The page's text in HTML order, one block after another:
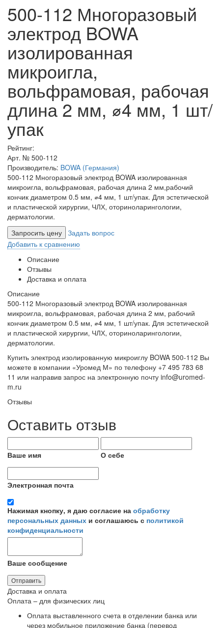
500-112 Многоразовый
электрод BOWA
изолированная
микроигла,
вольфрамовая, рабочая
длина 2 мм, ⌀4 мм, 1 шт/
упак
Рейтинг:
Арт. № 500-112
Производитель: BOWA (Германия)
500-112 Многоразовый электрод BOWA изолированная
микроигла, вольфрамовая, рабочая длина 2 мм,рабочий
кончик диаметром 0.5 мм, ⌀4 мм, 1 шт/упак. Для эстетической
и пластической хирургии, ЧЛХ, оториноларингологии,
дерматологии.
Запросить цену Задать вопрос
Добавить к сравнению
Описание
Отзывы
Доставка и оплата
Описание
500-112 Многоразовый электрод BOWA изолированная
микроигла, вольфрамовая, рабочая длина 2 мм, рабочий
кончик диаметром 0.5 мм, ⌀4 мм, 1 шт/упак. Для эстетической
и пластической хирургии, ЧЛХ, оториноларингологии,
дерматологии.
Купить электрод изолированную микроиглу BOWA 500-112 Вы
можете в компании «Уромед М» по телефону +7 495 783 68
11 или направив запрос на электронную почту info@uromed-
m.ru
Отзывы
Оставить отзыв
Ваше имя О себе
Электронная почта
Нажимая кнопку, я даю согласие на обработку
персональных данных и соглашаюсь с политикой
конфиденциальности
Ваше сообщение
Отправить
Доставка и оплата
Оплата – для физических лиц
Оплата выставленного счета в отделении банка или
через мобильное приложение банка (перевод